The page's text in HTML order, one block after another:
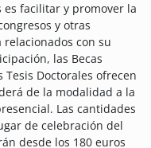
es facilitar y promover la
y otras
con su
las Becas
Tesis Doctorales ofrecen
de la modalidad a la
Las cantidades
de celebración del
desde los 180 euros